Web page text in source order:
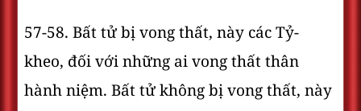
57-58. Bất tử bị vong thất, này các Tỷ-
kheo, đối với những ai vong thất thân
hành niệm. Bất tử không bị vong thất, này